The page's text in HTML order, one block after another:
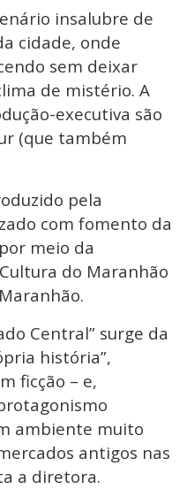
insalubre de
cidade, onde
sem deixar
de mistério. A
executiva são
(que também
pela
com fomento da
meio da
do Maranhão
Central” surge da
história”,
ficção – e,
ambiente muito
antigos nas
a diretora.